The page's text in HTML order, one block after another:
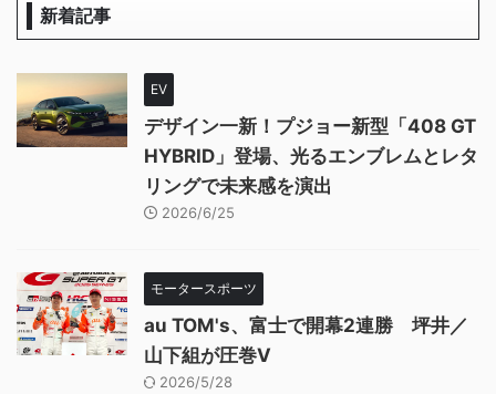
新着記事
EV
デザイン一新！プジョー新型「408 GT
HYBRID」登場、光るエンブレムとレタ
リングで未来感を演出
2026/6/25
モータースポーツ
au TOM's、富士で開幕2連勝 坪井／
山下組が圧巻V
2026/5/28